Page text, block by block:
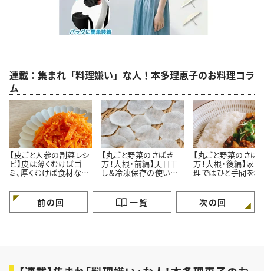
連載：集まれ「料理嫌い」な人！本多理恵子のお料理コラ
ム
【皮ごと人参の副菜レシ
ピ】皮は薄くむけばゴ
ミ、厚くむけば食材なん
のお手軽レシピ
【丸ごと野菜のさばき
方！大根・前編】天日干
し＆冷凍保存の使い切
んのお手軽レシピ
【丸ごと野菜のさば
方！大根・後編】家
理ではひと手間を
子さんのお手軽レシ
前の回 一覧 次の回